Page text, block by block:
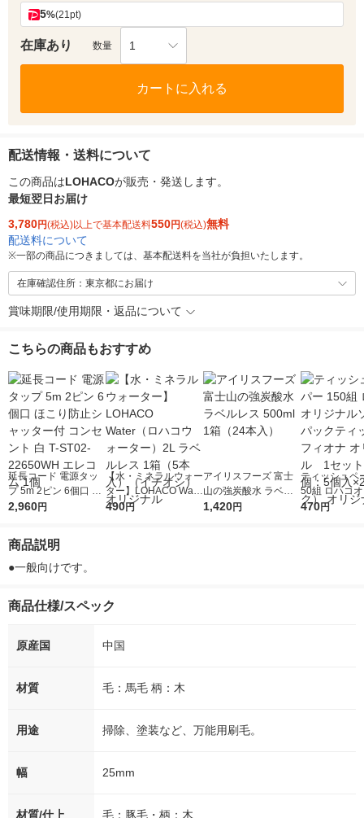
5%(21pt)
在庫あり 数量 1
カートに入れる
配送情報・送料について
この商品はLOHACOが販売・発送します。
最短翌日お届け
3,780円(税込)以上で基本配送料550円(税込)無料
配送料について
※一部の商品につきましては、基本配送料を当社が負担いたします。
在庫確認住所：東京都にお届け
賞味期限/使用期限・返品について
こちらの商品もおすすめ
延長コード 電源タッ
プ 5m 2ピン 6個口 ほ
こり防止シャッター付
個
2,960円
【水・ミネラルウォー
ター】LOHACO Wate
r（ロハコウォータ
490円
アイリスフーズ 富士
山の強炭酸水 ラベル
レス 500ml 1箱（24
1,420円
ティッシュペ
50組 ロハコ
ルソフトパッ
470円
商品説明
●一般向けです。
商品仕様/スペック
原産国 中国
材質 毛：馬毛 柄：木
用途 掃除、塗装など、万能用刷毛。
幅 25mm
材質/仕上 毛：豚毛・柄：木